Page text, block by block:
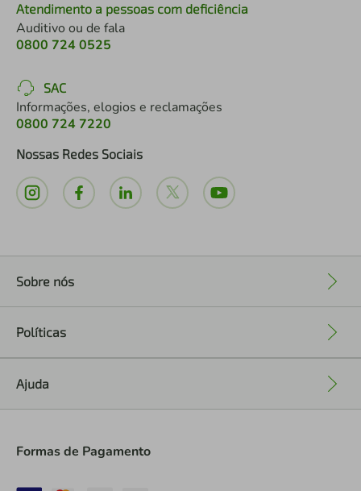
Atendimento a pessoas com deficiência
Auditivo ou de fala
0800 724 0525
SAC
Informações, elogios e reclamações
0800 724 7220
Nossas Redes Sociais
Sobre nós
Políticas
Ajuda
Formas de Pagamento